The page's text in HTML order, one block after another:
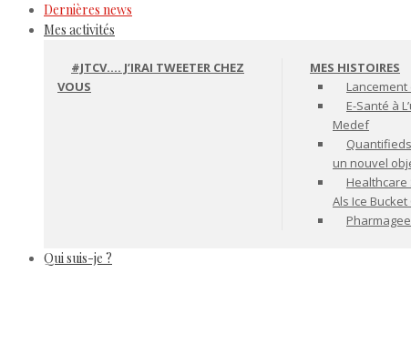
Dernières news
Mes activités
#JTCV…. J’IRAI TWEETER CHEZ
VOUS
MES HISTOIRES
E-Santé à
Medef
un nouvel
Healthcare
Als Ice
Qui suis-je ?